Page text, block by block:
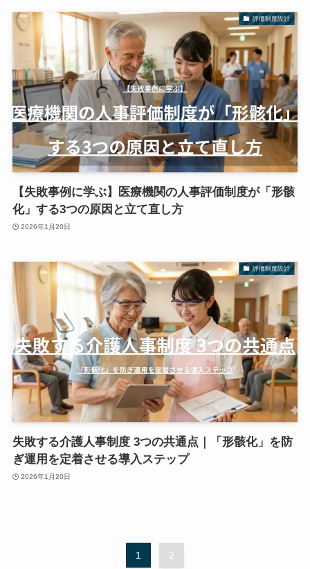
評価制度設計
【失敗事例に学ぶ】医療機関の人事評価制度が「形骸
化」する3つの原因と立て直し方
2026年1月20日
評価制度設計
失敗する介護人事制度 3つの共通点｜「形骸化」を防
ぎ運用を定着させる導入ステップ
2026年1月20日
1 2